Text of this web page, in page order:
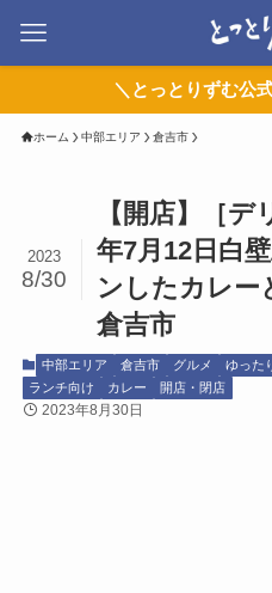
＼とっとりずむ公
ホーム 中部エリア 倉吉市
【開店】［
年7月12日白
ンしたカレー
倉吉市
2023
8/30
中部エリア 倉吉市 グルメ ゆった
ランチ向け
カレー 開店・閉店
2023年8月30日